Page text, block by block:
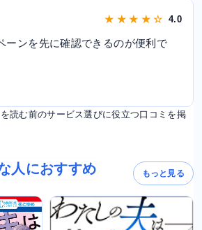
★ ★ ★ ★ ☆ 4.0
ーンを先に確認できるのが便利で
読む前のサービス選びに役立つ口コミを掲
人におすすめ もっと見る